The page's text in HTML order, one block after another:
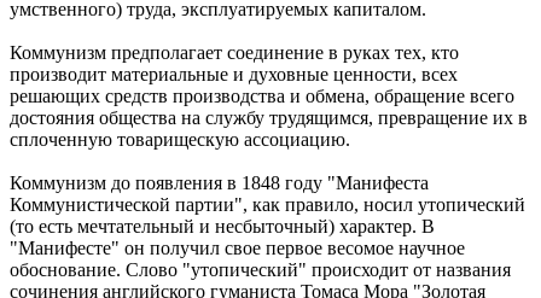
умственного) труда, эксплуатируемых капиталом.
Коммунизм предполагает соединение в руках тех, кто
производит материальные и духовные ценности, всех
решающих средств производства и обмена, обращение всего
достояния общества на службу трудящимся, превращение их в
сплоченную товарищескую ассоциацию.
Коммунизм до появления в 1848 году "Манифеста
Коммунистической партии", как правило, носил утопический
(то есть мечтательный и несбыточный) характер. В
"Манифесте" он получил свое первое весомое научное
обоснование. Слово "утопический" происходит от названия
сочинения английского гуманиста Томаса Мора "Золотая